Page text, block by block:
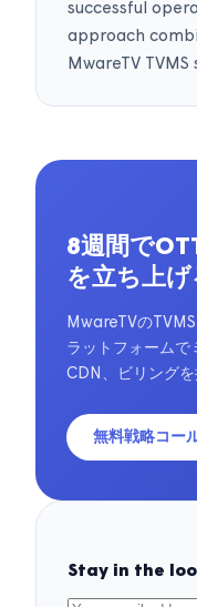
successful
approach
MwareTV
8週間で
を立ち上げ
MwareTVの
ラットフォームで
CDN、ビリングを
無料戦略コー
Stay in the